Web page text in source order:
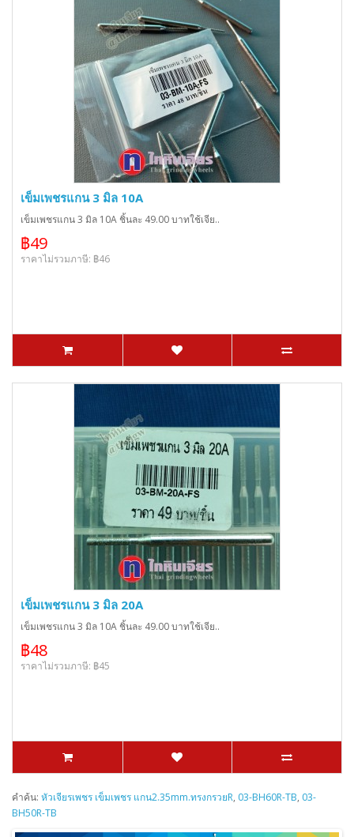
เข็มเพชรแกน 3 มิล 10A
เข็มเพชรแกน 3 มิล 10A ชิ้นละ 49.00 บาทใช้เจีย..
฿49
ราคาไม่รวมภาษี: ฿46
เข็มเพชรแกน 3 มิล 20A
เข็มเพชรแกน 3 มิล 10A ชิ้นละ 49.00 บาทใช้เจีย..
฿48
ราคาไม่รวมภาษี: ฿45
คำค้น: หัวเจียรเพชร เข็มเพชร แกน2.35mm.ทรงกรวยR, 03-BH60R-TB, 03-
BH50R-TB